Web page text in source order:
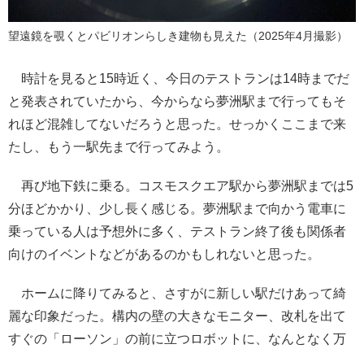
望遠鏡を覗くとパビリオンらしき建物も見えた（2025年4月撮影）
時計を見ると15時近く、今日のテストランは14時までだ
と発表されていたから、今からなら夢洲駅まで行ってもそ
れほど混雑してないだろうと思った。せっかくここまで来
たし、もう一駅先まで行ってみよう。
再び地下鉄に乗る。コスモスクエア駅から夢洲駅までは5
分ほどかかり、少し長く感じる。夢洲駅まで向かう電車に
乗っている人は予想外に多く、テストラン終了後も関係者
向けのイベントなどがあるのかもしれないと思った。
ホームに降りてみると、さすがに新しい駅だけあって綺
麗な印象だった。構内の壁の大きなモニター、改札を出て
すぐの「ローソン」の前に立つロボットに、なんとなく万